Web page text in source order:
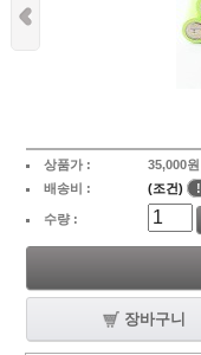
상품가 : 35,000원
배송비 : (조건) !
수량 :
장바구니